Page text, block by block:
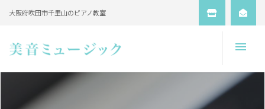
大阪府吹田市千里山のピアノ教室